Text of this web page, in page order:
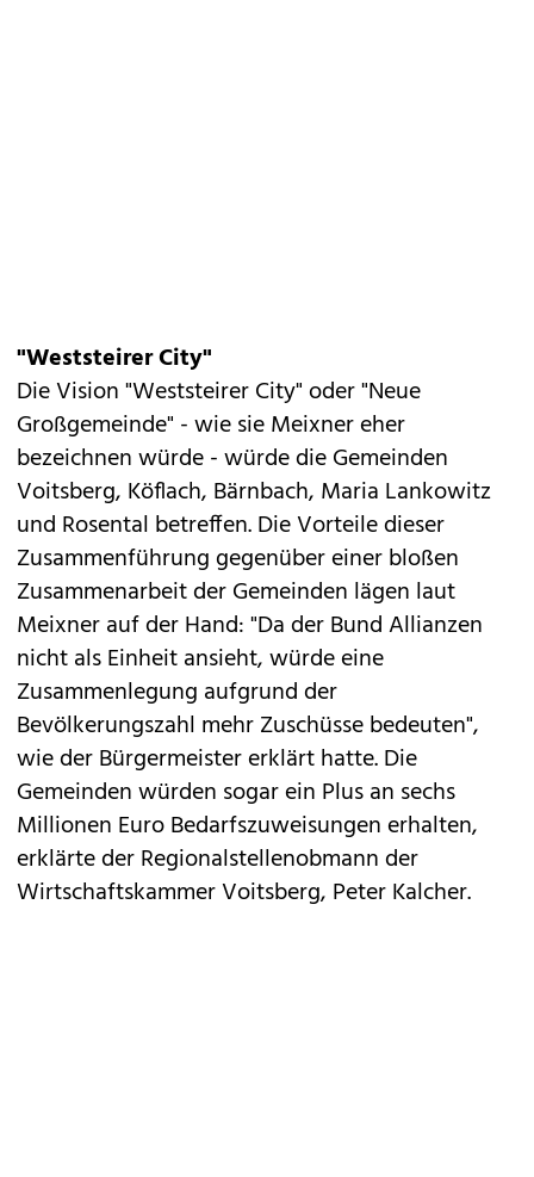
"Weststeirer City"
Die Vision "Weststeirer City" oder "Neue
Großgemeinde" - wie sie Meixner eher
bezeichnen würde - würde die Gemeinden
Voitsberg, Köflach, Bärnbach, Maria Lankowitz
und Rosental betreffen. Die Vorteile dieser
Zusammenführung gegenüber einer bloßen
Zusammenarbeit der Gemeinden lägen laut
Meixner auf der Hand: "Da der Bund Allianzen
nicht als Einheit ansieht, würde eine
Zusammenlegung aufgrund der
Bevölkerungszahl mehr Zuschüsse bedeuten",
wie der Bürgermeister erklärt hatte. Die
Gemeinden würden sogar ein Plus an sechs
Millionen Euro Bedarfszuweisungen erhalten,
erklärte der Regionalstellenobmann der
Wirtschaftskammer Voitsberg, Peter Kalcher.